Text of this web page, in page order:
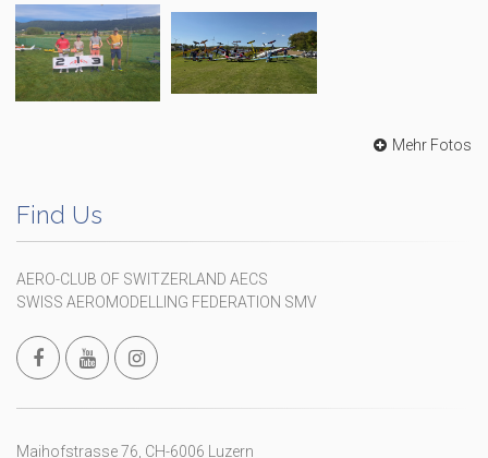
Mehr Fotos
Find Us
AERO-CLUB OF SWITZERLAND AECS
SWISS AEROMODELLING FEDERATION SMV
Maihofstrasse 76, CH-6006 Luzern